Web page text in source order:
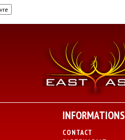
INFORMATIONS
CONTACT